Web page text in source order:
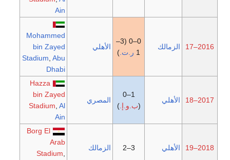
Ain
2016–17 الزمالك
0–0 (3–
1 ر.ت. )
الأهلي
Mohammed
bin Zayed
Stadium ,Abu
Dhabi
2017–18 الأهلي
1–0
(ب.و.إ.)
المصري
Hazza
bin Zayed
Stadium ,Al
Ain
2018–19 الأهلي 3–2 الزمالك
Borg El
Arab
Stadium